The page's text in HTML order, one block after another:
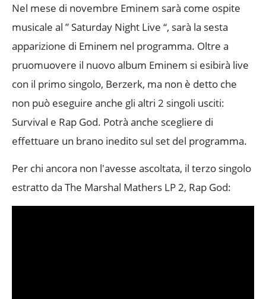
Nel mese di novembre Eminem sarà come ospite
musicale al ” Saturday Night Live “, sarà la sesta
apparizione di Eminem nel programma. Oltre a
pruomuovere il nuovo album Eminem si esibirà live
con il primo singolo, Berzerk, ma non è detto che
non può eseguire anche gli altri 2 singoli usciti:
Survival e Rap God. Potrà anche scegliere di
effettuare un brano inedito sul set del programma.
Per chi ancora non l'avesse ascoltata, il terzo singolo
estratto da The Marshal Mathers LP 2, Rap God: